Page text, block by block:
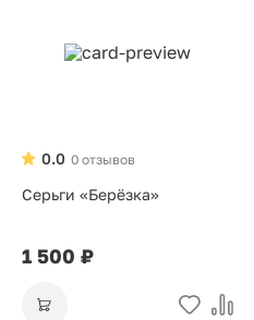
0 отзывов
0.0
Серьги «Берёзка»
1 500 ₽